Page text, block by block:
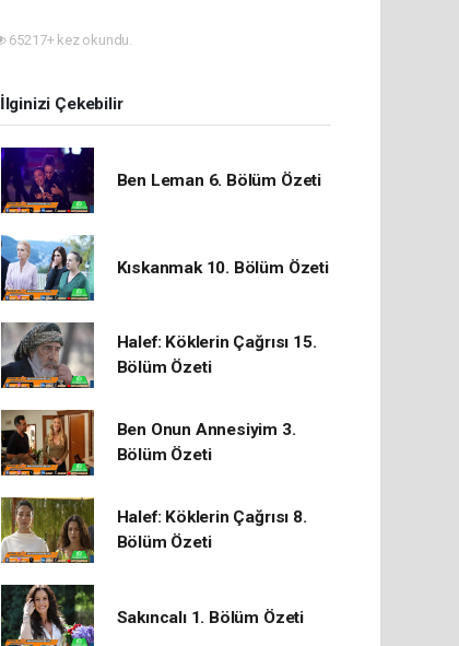
65217+ kez okundu.
İlginizi Çekebilir
Ben Leman 6. Bölüm Özeti
Kıskanmak 10. Bölüm Özeti
Halef: Köklerin Çağrısı 15.
Bölüm Özeti
Ben Onun Annesiyim 3.
Bölüm Özeti
Halef: Köklerin Çağrısı 8.
Bölüm Özeti
Sakıncalı 1. Bölüm Özeti